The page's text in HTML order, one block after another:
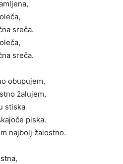
sreča.
sreča.
obupujem,
žalujem,
stiska
piska.
najbolj žalostno.